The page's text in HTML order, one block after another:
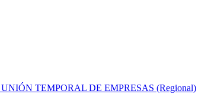
TEMPORAL DE EMPRESAS (Regional)